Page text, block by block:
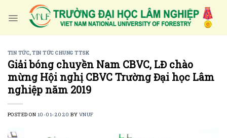
TIN TỨC,TIN TỨC CHUNG TTSK
Giải bóng chuyền Nam CBVC, LĐ chào
mừng Hội nghị CBVC Trường Đại học Lâm
nghiệp năm 2019
POSTED ON 10-01-2020 BY VNUF